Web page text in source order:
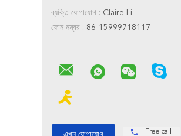
ব্যক্তি যোগাযোগ : Claire Li
ফোন নম্বর : 86-15999718117
Free call